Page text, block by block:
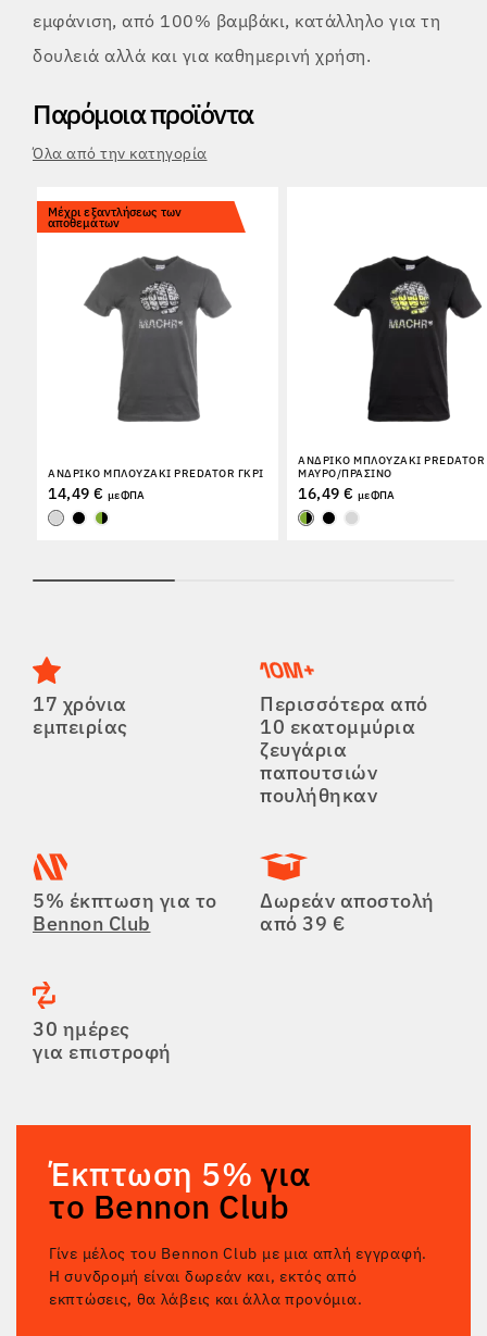
εμφάνιση, από 100% βαμβάκι, κατάλληλο για τη
δουλειά αλλά και για καθημερινή χρήση.
Παρόμοια προϊόντα
Όλα από την κατηγορία
Μέχρι εξαντλήσεως των
αποθεμάτων
ΑΝΔΡΙΚΌ ΜΠΛΟΥΖΆΚΙ PREDATOR ΓΚΡΙ
14,49 € με ΦΠΑ
ΑΝΔΡΙΚΌ ΜΠΛΟΥΖΆΚΙ PREDATOR
ΜΑΎΡΟ/ΠΡΆΣΙΝΟ
16,49 € με ΦΠΑ
17 χρόνια
εμπειρίας
Περισσότερα από
10 εκατομμύρια
ζευγάρια
παπουτσιών
πουλήθηκαν
5% έκπτωση για το
Bennon Club
Δωρεάν αποστολή
από 39 €
30 ημέρες
για επιστροφή
Έκπτωση 5% για
το Bennon Club
Γίνε μέλος του Bennon Club με μια απλή εγγραφή.
Η συνδρομή είναι δωρεάν και, εκτός από
εκπτώσεις, θα λάβεις και άλλα προνόμια.